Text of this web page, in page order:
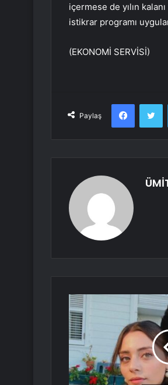
içermese de yılın
istikrar programı
(EKONOMİ SERVİSİ)
Paylaş